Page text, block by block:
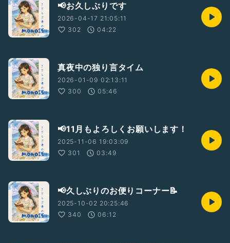
📢お久しぶりです
2026-04-17 21:05:11
302
04:22
真夜中の独り言タイム
2026-01-09 02:13:11
300
05:46
📢11月もよろしくお願いします！
2025-11-06 19:03:09
301
03:49
📢久しぶりのお便りコーナー📝
2025-10-02 20:25:46
340
06:12